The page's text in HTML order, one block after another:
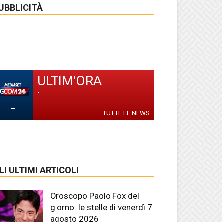
-
ULTIM'ORA
-
TUTTE LE NEWS
ULTIMI ARTICOLI
Oroscopo Paolo Fox del
giorno: le stelle di venerdì 7
agosto 2026